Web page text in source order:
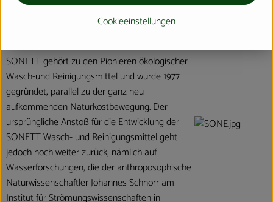
SONETT gehört zu den Pionieren ökologischer
Wasch-und Reinigungsmittel und wurde 1977
gegründet, parallel zu der ganz neu
aufkommenden Naturkostbewegung. Der
ursprüngliche Anstoß für die Entwicklung der
SONETT Wasch- und Reinigungsmittel geht
jedoch noch weiter zurück, nämlich auf
Wasserforschungen, die der anthroposophische
Naturwissenschaftler Johannes Schnorr am
Institut für Strömungswissenschaften in
Cookieeinstellungen